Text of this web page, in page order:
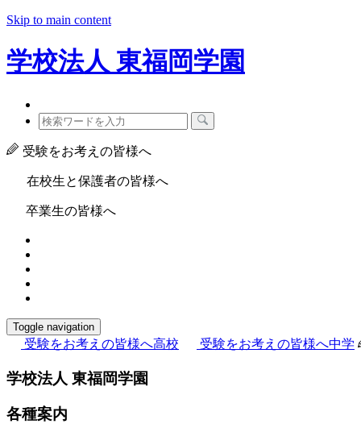
Skip to main content
学校法人 東福岡学園
受験をお考えの皆様へ
在校生と保護者の皆様へ
卒業生の皆様へ
Toggle navigation
受験をお考えの皆様へ高校 受験をお考えの皆様へ中学
学校法人 東福岡学園
各種案内